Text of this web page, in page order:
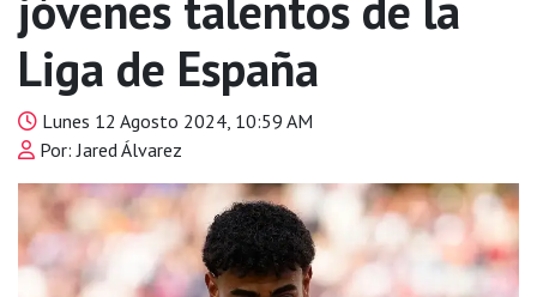
Liga de España
Lunes 12 Agosto 2024, 10:59 AM
Por: Jared Álvarez